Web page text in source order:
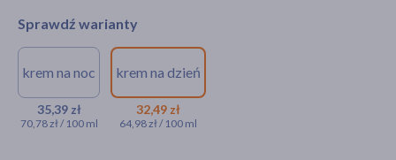
Sprawdź warianty
krem na noc
35,39 zł
70,78 zł / 100 ml
Mom & Who? Kids, krem
multiwitaminowy dla dzieci,
na noc, 50 ml
krem na dzień
32,49 zł
64,98 zł / 100 ml